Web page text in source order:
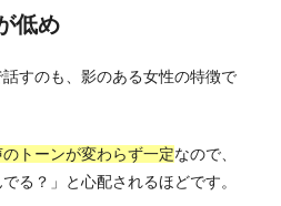
低め
すのも、影のある女性の特徴で
トーンが変わらず一定なので、
る？」と心配されるほどです。